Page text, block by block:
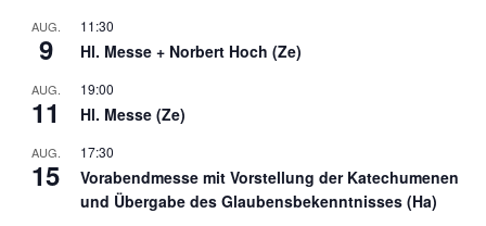
AUG.
9
11:30
Hl. Messe + Norbert Hoch (Ze)
AUG.
11
19:00
Hl. Messe (Ze)
AUG.
15
17:30
Vorabendmesse mit Vorstellung der Katechumenen
und Übergabe des Glaubensbekenntnisses (Ha)